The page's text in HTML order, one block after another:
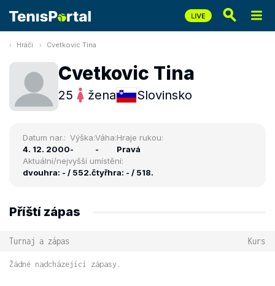
Hráči Cvetkovic Tina
Cvetkovic Tina
25 žena Slovinsko
Datum nar.:
4. 12. 2000
Výška:
-
Váha:
-
Hraje rukou:
Pravá
Aktuální/nejvyšší umístění:
dvouhra: - / 552.čtyřhra: - / 518.
Příští zápas
Turnaj a zápas Kurs
Žádné nadcházející zápasy.